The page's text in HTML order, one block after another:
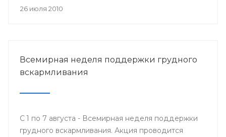
первом полугодии 2010 года». В работе коллегии
руководители, специалисты органов управлений
26 июля 2010
Всемирная неделя поддержки грудного
вскармливания
С 1 по 7 августа - Всемирная неделя поддержки
грудного вскармливания. Акция проводится